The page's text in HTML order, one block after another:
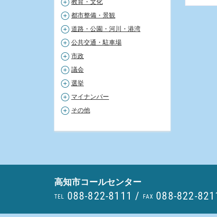
教育・文化
都市整備・景観
道路・公園・河川・港湾
公共交通・駐車場
市政
議会
選挙
マイナンバー
その他
高知市コールセンター
TEL 088-822-8111 / FAX 088-822-